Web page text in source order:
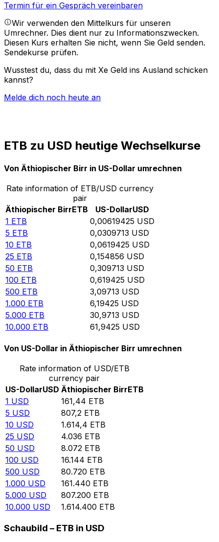
Termin für ein Gespräch vereinbaren
Wir verwenden den Mittelkurs für unseren
Umrechner. Dies dient nur zu Informationszwecken.
Diesen Kurs erhalten Sie nicht, wenn Sie Geld senden.
Sendekurse prüfen.
Wusstest du, dass du mit Xe Geld ins Ausland schicken
kannst?
Melde dich noch heute an
ETB zu USD heutige Wechselkurse
Von Äthiopischer Birr in US-Dollar umrechnen
Rate information of ETB/USD currency
pair
Äthiopischer BirrETB US-DollarUSD
1 ETB 0,00619425 USD
5 ETB 0,0309713 USD
10 ETB 0,0619425 USD
25 ETB 0,154856 USD
50 ETB 0,309713 USD
100 ETB 0,619425 USD
500 ETB 3,09713 USD
1.000 ETB 6,19425 USD
5.000 ETB 30,9713 USD
10.000 ETB 61,9425 USD
Von US-Dollar in Äthiopischer Birr umrechnen
Rate information of USD/ETB
currency pair
US-DollarUSD Äthiopischer BirrETB
1 USD 161,44 ETB
5 USD 807,2 ETB
10 USD 1.614,4 ETB
25 USD 4.036 ETB
50 USD 8.072 ETB
100 USD 16.144 ETB
500 USD 80.720 ETB
1.000 USD 161.440 ETB
5.000 USD 807.200 ETB
10.000 USD 1.614.400 ETB
Schaubild – ETB in USD